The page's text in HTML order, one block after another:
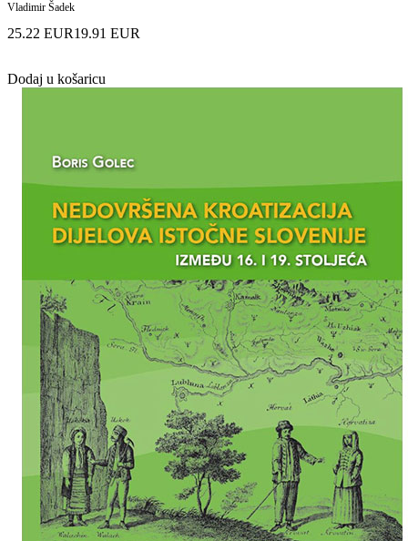
Vladimir Šadek
25.22 EUR19.91 EUR
Dodaj u košaricu